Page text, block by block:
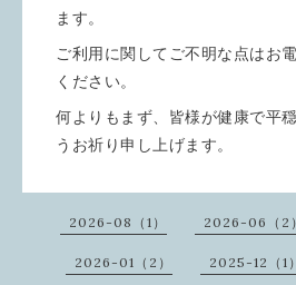
ます。
ご利用に関してご不明な点はお
ください。
何よりもまず、皆様が健康で平
うお祈り申し上げます。
2026-08（1） 2026-06（2）
2026-01（2） 2025-12（1）